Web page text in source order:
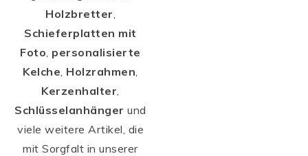
Holzbretter
Schieferplatten mit
Foto personalisierte
Kelche Holzrahmen
Kerzenhalter
Schlüsselanhänger und
viele weitere Artikel, die
mit Sorgfalt in unserer